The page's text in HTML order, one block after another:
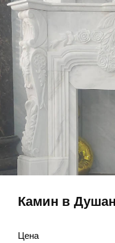
Камин в
Цена